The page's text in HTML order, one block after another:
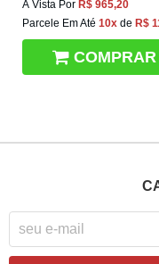
À Vista Por R$ 965,20
Parcele Em Até 10x de R$
COMPRAR